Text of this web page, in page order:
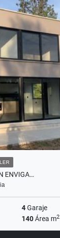
ENVIGA…
4Garaje
140Área m2